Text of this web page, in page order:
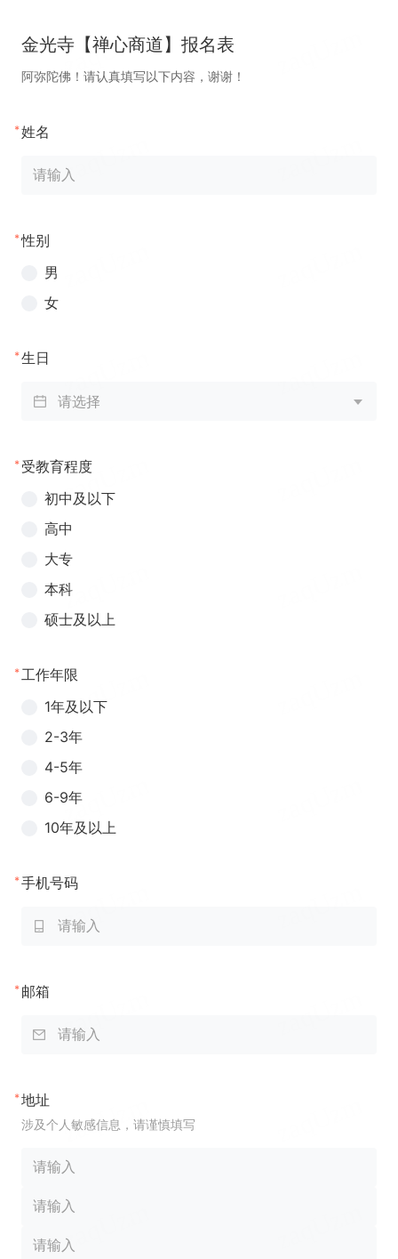
金光寺【禅心商道】报名表
阿弥陀佛！请认真填写以下内容，谢谢！
*姓名
*性别
男
女
*生日
请选择
* 受教育程度
初中及以下
高中
大专
本科
硕士及以上
*工作年限
1年及以下
2-3年
4-5年
6-9年
10年及以上
*手机号码
* 邮箱
*地址
涉及个人敏感信息，请谨慎填写